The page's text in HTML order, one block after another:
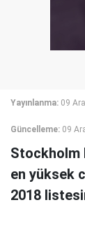
Yayınlanma: 09
Güncelleme: 09
Stockholm
en yüksek
2018